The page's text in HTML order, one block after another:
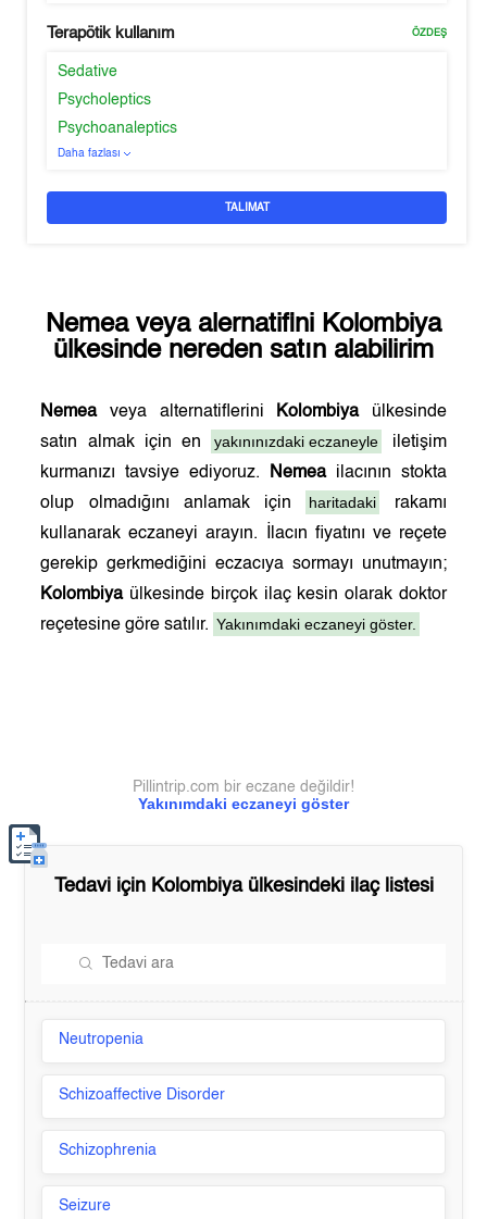
Terapötik kullanım ÖZDEŞ
Sedative
Psycholeptics
Psychoanaleptics
Daha fazlası
TALIMAT
Nemeaveya alernatifini Kolombiya
ülkesinde nereden satın alabilirim
Nemeaveya alternatiflerini Kolombiyaülkesinde
satın almak için en
yakınınızdaki eczaneyle
iletişim
kurmanızı tavsiye ediyoruz.
Nemeailacının stokta
olup olmadığını anlamak için
haritadaki
rakamı
kullanarak eczaneyi arayın. İlacın fiyatını ve reçete
gerekip gerkmediğini eczacıya sormayı unutmayın;
Kolombiyaülkesinde birçok ilaç kesin olarak doktor
reçetesine göre satılır. Yakınımdaki eczaneyi göster.
Yakınımdaki eczaneyi göster
Pillintrip.com bir eczane değildir!
Tedavi için Kolombiyaülkesindeki ilaç listesi
Neutropenia
Schizoaffective Disorder
Schizophrenia
Seizure